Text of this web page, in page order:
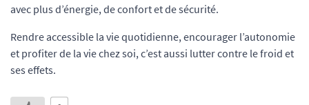
avec plus d’énergie, de confort et de sécurité.
Rendre accessible la vie quotidienne, encourager l’autonomie
et profiter de la vie chez soi, c’est aussi lutter contre le froid et
ses effets.